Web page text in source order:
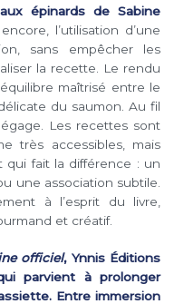
épinards de Sabine
l’utilisation d’une
sans empêcher les
la recette. Le rendu
maîtrisé entre le
du saumon. Au fil
Les recettes sont
très accessibles, mais
fait la différence : un
une association subtile.
à l’esprit du livre,
et créatif.
officiel, Ynnis Éditions
parvient à prolonger
Entre immersion